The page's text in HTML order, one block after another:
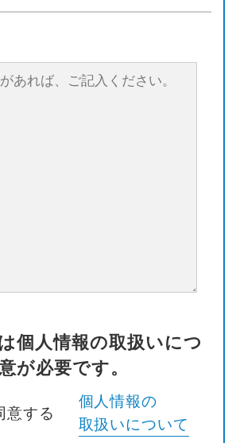
個人情報の取扱いにつ
が必要です。
意する
個人情報の
取扱いについて